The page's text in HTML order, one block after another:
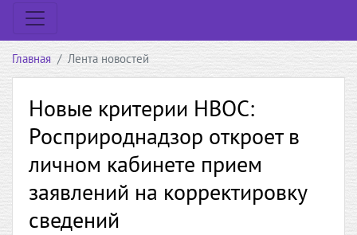
Главная Лента новостей
Новые критерии НВОС:
Росприроднадзор откроет в
личном кабинете прием
заявлений на корректировку
сведений